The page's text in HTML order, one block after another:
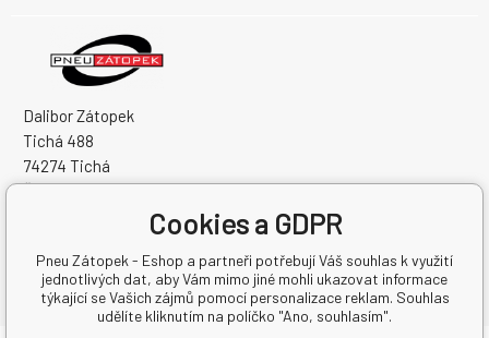
Dalibor Zátopek
Tichá 488
74274 Tichá
Česká Republika
DIČ: CZ7504094994
Cookies a GDPR
Pneu Zátopek - Eshop a partneři potřebují Váš souhlas k využití
jednotlivých dat, aby Vám mimo jiné mohli ukazovat informace
týkající se Vašich zájmů pomocí personalizace reklam. Souhlas
udělíte kliknutím na políčko "Ano, souhlasím".